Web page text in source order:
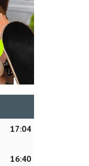
17:04
16:40